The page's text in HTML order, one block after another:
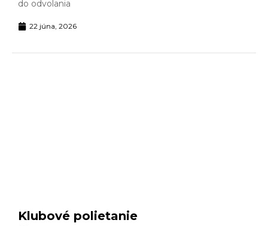
do odvolania
22 júna, 2026
Klubové polietanie